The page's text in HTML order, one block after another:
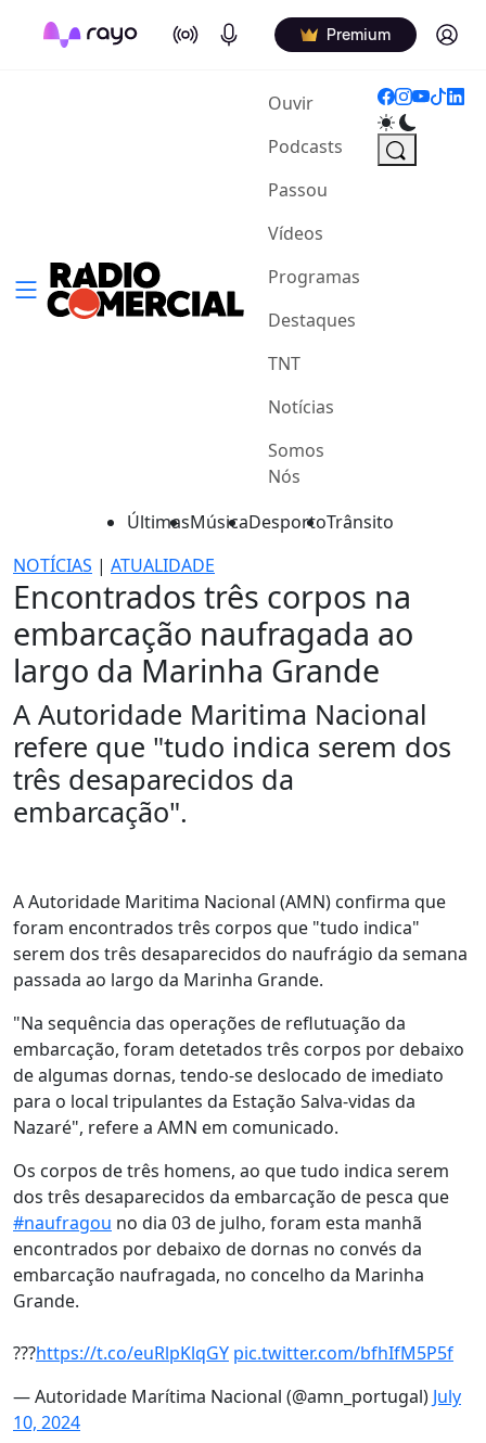
On Air Podcasts Premium Log in
Ouvir(current)
Podcasts
Passou
Vídeos
Programas
Destaques
TNT
Notícias
Somos
Nós
ÚltimasMúsicaDesportoTrânsito
NOTÍCIAS | ATUALIDADE
Encontrados três corpos na
embarcação naufragada ao
largo da Marinha Grande
A Autoridade Maritima Nacional
refere que "tudo indica serem dos
três desaparecidos da
embarcação".
A Autoridade Maritima Nacional (AMN) confirma que
foram encontrados três corpos que "tudo indica"
serem dos três desaparecidos do naufrágio da semana
passada ao largo da Marinha Grande.
"Na sequência das operações de reflutuação da
embarcação, foram detetados três corpos por debaixo
de algumas dornas, tendo-se deslocado de imediato
para o local tripulantes da Estação Salva-vidas da
Nazaré", refere a AMN em comunicado.
Os corpos de três homens, ao que tudo indica serem
dos três desaparecidos da embarcação de pesca que
#naufragou no dia 03 de julho, foram esta manhã
encontrados por debaixo de dornas no convés da
embarcação naufragada, no concelho da Marinha
Grande.
???https://t.co/euRlpKlqGY pic.twitter.com/bfhIfM5P5f
— Autoridade Marítima Nacional (@amn_portugal) July
10, 2024